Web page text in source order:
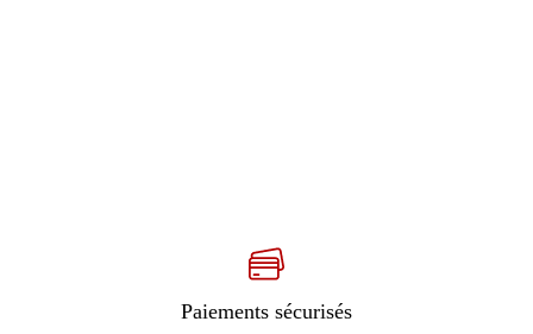
Paiements sécurisés